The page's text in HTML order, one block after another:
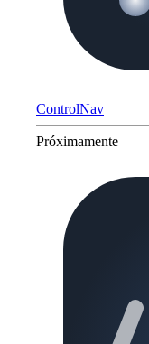
ControlNav
Próximamente